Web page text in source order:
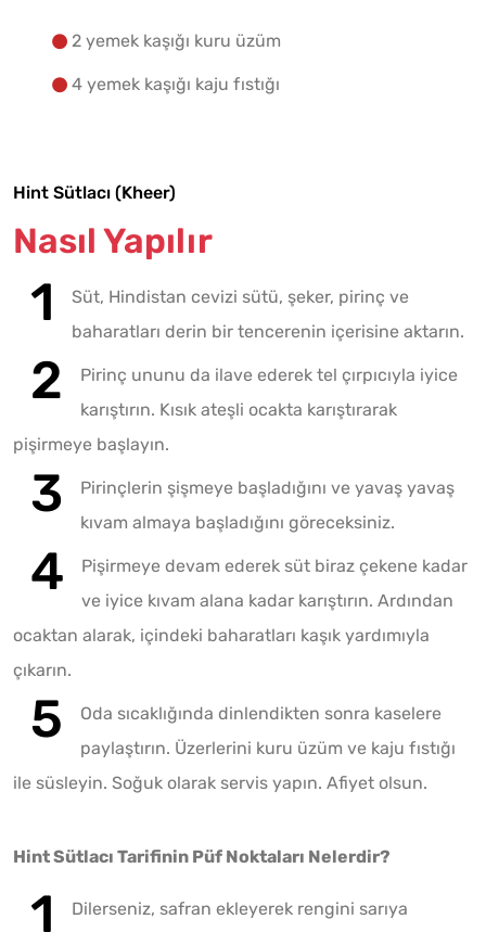
2 yemek kaşığı kuru üzüm
4 yemek kaşığı kaju fıstığı
Hint Sütlacı (Kheer)
Nasıl Yapılır
Süt, Hindistan cevizi sütü, şeker, pirinç ve
baharatları derin bir tencerenin içerisine aktarın.
Pirinç ununu da ilave ederek tel çırpıcıyla iyice
karıştırın. Kısık ateşli ocakta karıştırarak
pişirmeye başlayın.
Pirinçlerin şişmeye başladığını ve yavaş yavaş
kıvam almaya başladığını göreceksiniz.
Pişirmeye devam ederek süt biraz çekene kadar
ve iyice kıvam alana kadar karıştırın. Ardından
ocaktan alarak, içindeki baharatları kaşık yardımıyla
çıkarın.
Oda sıcaklığında dinlendikten sonra kaselere
paylaştırın. Üzerlerini kuru üzüm ve kaju fıstığı
ile süsleyin. Soğuk olarak servis yapın. Afiyet olsun.
Hint Sütlacı Tarifinin Püf Noktaları Nelerdir?
Dilerseniz, safran ekleyerek rengini sarıya